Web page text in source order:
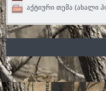
აქტიური თემა (ახალი